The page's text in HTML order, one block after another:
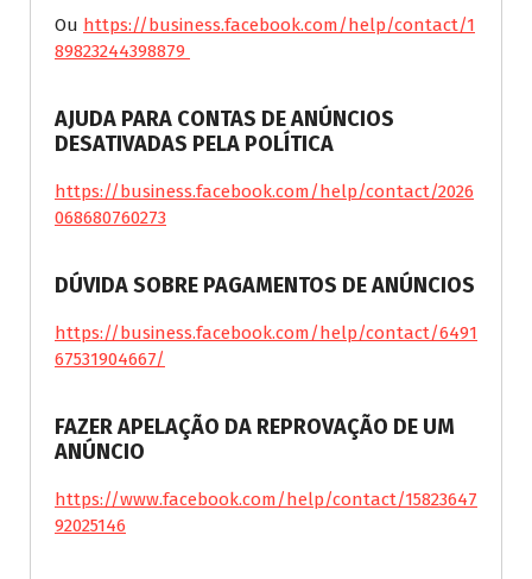
Ou https://business.facebook.com/help/contact/1
89823244398879
AJUDA PARA CONTAS DE ANÚNCIOS
DESATIVADAS PELA POLÍTICA
https://business.facebook.com/help/contact/2026
068680760273
DÚVIDA SOBRE PAGAMENTOS DE ANÚNCIOS
https://business.facebook.com/help/contact/6491
67531904667/
FAZER APELAÇÃO DA REPROVAÇÃO DE UM
ANÚNCIO
https://www.facebook.com/help/contact/15823647
92025146